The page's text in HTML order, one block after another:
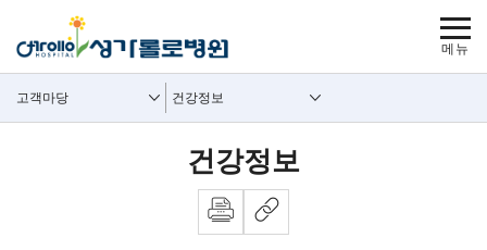
사이트
보조메뉴
고객마당 건강정보
건강정보